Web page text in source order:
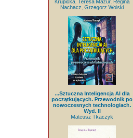
Krupicka, Teresa Mazur, Regina
Nachacz, Grzegorz Wolski
...Sztuczna Inteligencja AI dla
początkujących. Przewodnik po
nowoczesnych technologiach.
Wyd. II
Mateusz Tkaczyk